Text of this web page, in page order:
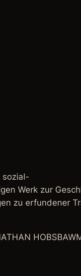
sozial-
Werk zur
zu erfundener